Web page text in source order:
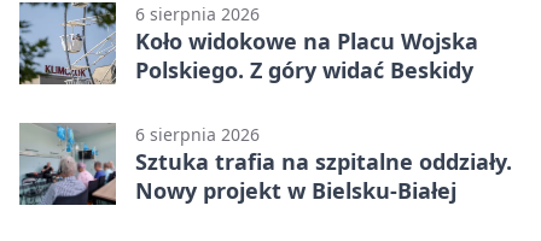
6 sierpnia 2026
Koło widokowe na Placu Wojska
Polskiego. Z góry widać Beskidy
6 sierpnia 2026
Sztuka trafia na szpitalne oddziały.
Nowy projekt w Bielsku-Białej